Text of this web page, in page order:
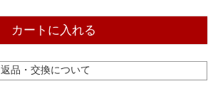
カートに入れる
返品・交換について